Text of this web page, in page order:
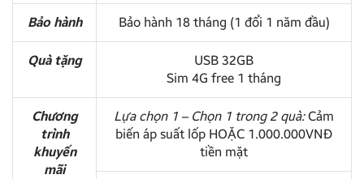
Bảo hành Bảo hành 18 tháng (1 đổi 1 năm đầu)
Quà tặng
USB 32GB
Sim 4G free 1 tháng
Chương
trình
khuyến
mãi
Lựa chọn 1 – Chọn 1 trong 2 quà:Cảm
biến áp suất lốp HOẶC 1.000.000VNĐ
tiền mặt